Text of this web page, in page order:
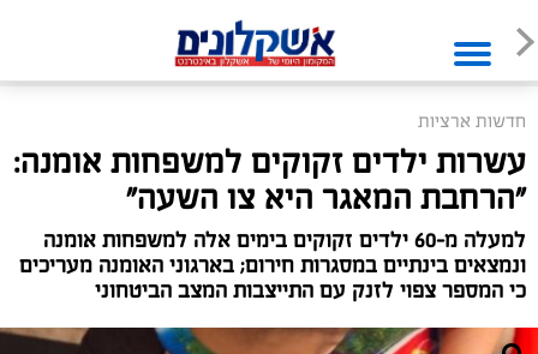
חדשות ארציות
עשרות ילדים זקוקים למשפחות אומנה:
״הרחבת המאגר היא צו השעה״
למעלה מ-60 ילדים זקוקים בימים אלה למשפחות אומנה
ונמצאים בינתיים במסגרות חירום; בארגוני האומנה מעריכים
כי המספר צפוי לזנק עם התייצבות המצב הביטחוני